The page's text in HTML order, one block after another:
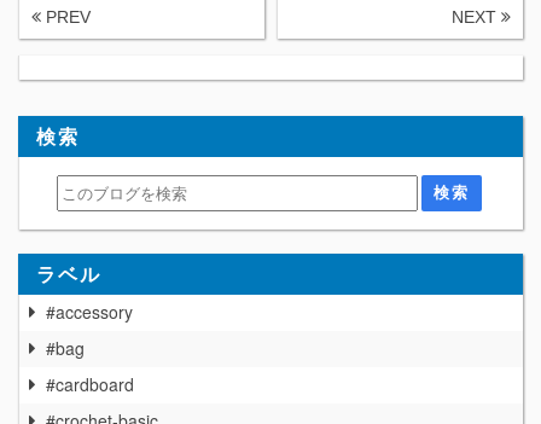
PREV NEXT
検索
ラベル
#accessory
#bag
#cardboard